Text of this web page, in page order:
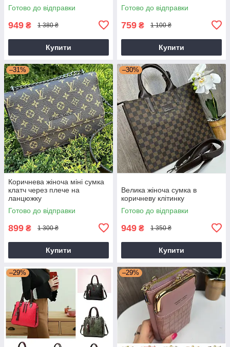
Готово до відправки
949 ₴ 1 380 ₴
Купити
Готово до відправки
759 ₴ 1 100 ₴
Купити
–31%
Коричнева жіноча міні сумка
клатч через плече на
ланцюжку
Готово до відправки
899 ₴ 1 300 ₴
Купити
–30%
Велика жіноча сумка в
коричневу клітинку
Готово до відправки
949 ₴ 1 350 ₴
Купити
–29% –29%